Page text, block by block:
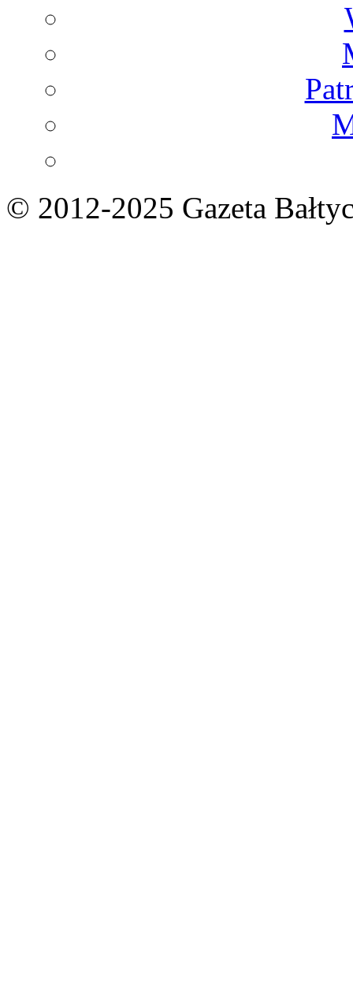
© 2012-2025 Gazeta